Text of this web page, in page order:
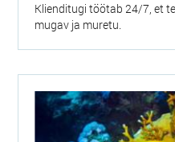
Klienditugi töötab 24/7, et
mugav ja muretu.